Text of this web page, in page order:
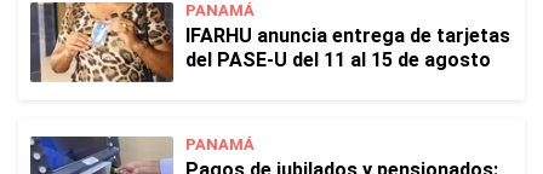
PANAMÁ
IFARHU anuncia entrega de tarjetas
del PASE-U del 11 al 15 de agosto
PANAMÁ